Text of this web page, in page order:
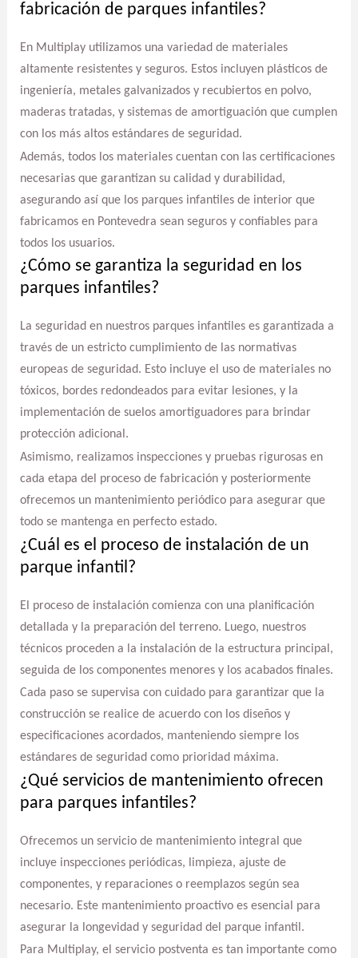
fabricación de parques infantiles?
En Multiplay utilizamos una variedad de materiales
altamente resistentes y seguros. Estos incluyen plásticos de
ingeniería, metales galvanizados y recubiertos en polvo,
maderas tratadas, y sistemas de amortiguación que cumplen
con los más altos estándares de seguridad.
Además, todos los materiales cuentan con las certificaciones
necesarias que garantizan su calidad y durabilidad,
asegurando así que los parques infantiles de interior que
fabricamos en Pontevedra sean seguros y confiables para
todos los usuarios.
¿Cómo se garantiza la seguridad en los
parques infantiles?
La seguridad en nuestros parques infantiles es garantizada a
través de un estricto cumplimiento de las normativas
europeas de seguridad. Esto incluye el uso de materiales no
tóxicos, bordes redondeados para evitar lesiones, y la
implementación de suelos amortiguadores para brindar
protección adicional.
Asimismo, realizamos inspecciones y pruebas rigurosas en
cada etapa del proceso de fabricación y posteriormente
ofrecemos un mantenimiento periódico para asegurar que
todo se mantenga en perfecto estado.
¿Cuál es el proceso de instalación de un
parque infantil?
El proceso de instalación comienza con una planificación
detallada y la preparación del terreno. Luego, nuestros
técnicos proceden a la instalación de la estructura principal,
seguida de los componentes menores y los acabados finales.
Cada paso se supervisa con cuidado para garantizar que la
construcción se realice de acuerdo con los diseños y
especificaciones acordados, manteniendo siempre los
estándares de seguridad como prioridad máxima.
¿Qué servicios de mantenimiento ofrecen
para parques infantiles?
Ofrecemos un servicio de mantenimiento integral que
incluye inspecciones periódicas, limpieza, ajuste de
componentes, y reparaciones o reemplazos según sea
necesario. Este mantenimiento proactivo es esencial para
asegurar la longevidad y seguridad del parque infantil.
Para Multiplay, el servicio postventa es tan importante como